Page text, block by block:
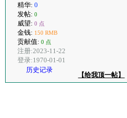
精华: 0
发帖: 0
威望: 0 点
金钱: 150 RMB
贡献值: 0 点
注册:2023-11-22
登录:1970-01-01
历史记录
【给我顶一帖】